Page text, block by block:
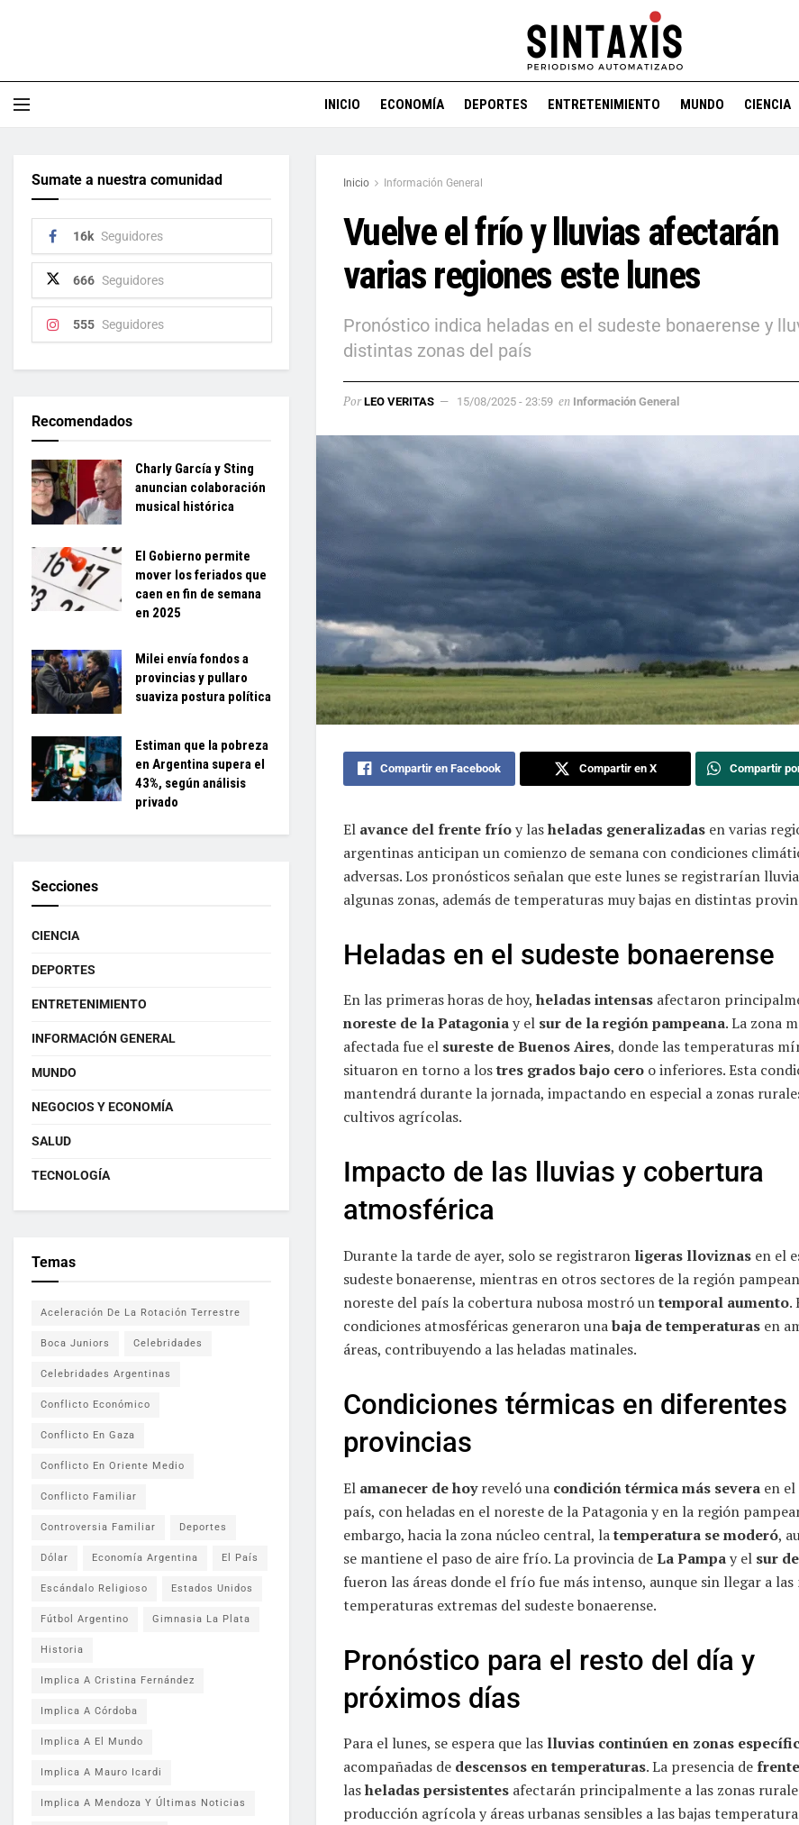
INICIO ECONOMÍA DEPORTES ENTRETENIMIENTO MUNDO CIENCIA
Inicio Información General
Vuelve el frío y lluvias afectarán
varias regiones este lunes
Pronóstico indica heladas en el sudeste bonaerense y
distintas zonas del país
Por LEO VERITAS 15/08/2025 - 23:59 en Información General
Compartir en Facebook Compartir en X Compartir
El avance del frente fríoy lasheladas generalizadas en varias
argentinas anticipan un comienzo de semana con condiciones
adversas. Los pronósticos señalan que este lunes se registrarían
algunas zonas, además de temperaturas muy bajas en distintas
Heladas en el sudeste bonaerense
En las primeras horas de hoy, heladas intensas afectaron
noreste de la Patagoniay el sur de la región pampeana. La zona
afectada fue el sureste de Buenos Aires, donde las temperaturas
situaron en torno a lostres grados bajo cero o inferiores. Esta
mantendrá durante la jornada, impactando en especial a zonas
cultivos agrícolas.
Impacto de las lluvias y cobertura
atmosférica
Durante la tarde de ayer, solo se registraron ligeras lloviznas en el
sudeste bonaerense, mientras en otros sectores de la región
noreste del país la cobertura nubosa mostró untemporal aumento.
condiciones atmosféricas generaron unabaja de temperaturas en
áreas, contribuyendo a las heladas matinales.
Condiciones térmicas en diferentes
provincias
El amanecer de hoyreveló una condición térmica más severa en
país, con heladas en el noreste de la Patagonia y en la región
embargo, hacia la zona núcleo central, latemperatura se moderó,
se mantiene el paso de aire frío. La provincia deLa Pampay el sur
fueron las áreas donde el frío fue más intenso, aunque sin llegar a las
temperaturas extremas del sudeste bonaerense.
Pronóstico para el resto del día y
próximos días
Para el lunes, se espera que las lluvias continúen en zonas
acompañadas de descensos en temperaturas. La presencia de
lasheladas persistentes afectarán principalmente a las zonas
producción agrícola y áreas urbanas sensibles a las bajas
Sumate a nuestra comunidad
16k Seguidores
666 Seguidores
555 Seguidores
Recomendados
Charly García y Sting
anuncian colaboración
musical histórica
El Gobierno permite
mover los feriados que
caen en fin de semana
en 2025
Milei envía fondos a
provincias y pullaro
suaviza postura política
Estiman que la pobreza
en Argentina supera el
43%, según análisis
privado
Secciones
CIENCIA
DEPORTES
ENTRETENIMIENTO
INFORMACIÓN GENERAL
MUNDO
NEGOCIOS Y ECONOMÍA
SALUD
TECNOLOGÍA
Temas
Aceleración De La Rotación Terrestre
Boca Juniors Celebridades
Celebridades Argentinas
Conflicto Económico
Conflicto En Gaza
Conflicto En Oriente Medio
Conflicto Familiar
Controversia Familiar Deportes
Dólar Economía Argentina El País
Escándalo Religioso Estados Unidos
Fútbol Argentino Gimnasia La Plata
Historia
Implica A Cristina Fernández
Implica A Córdoba
Implica A El Mundo
Implica A Mauro Icardi
Implica A Mendoza Y Últimas Noticias